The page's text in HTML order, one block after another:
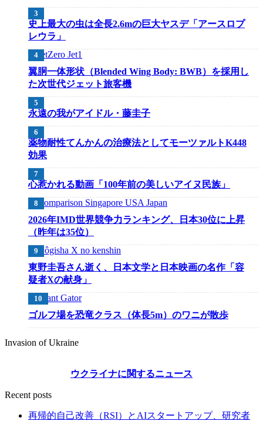
史上最大の虫は全長2.6mの巨大ヤスデ「アースロプ
レウラ」
翼胴一体形状（Blended Wing Body: BWB）を採用し
た次世代ジェット旅客機
永遠の我がアイドル・藤圭子
薬物耐性てんかんの治療法としてモーツァルトK448
効果
心惹かれる動画「100年前の美しいアイヌ民族」
2026年IMD世界競争力ランキング、日本30位に上昇
（昨年は35位）
東野圭吾さん逝く、日本文学と日本映画の名作「容
疑者Xの献身」
ゴルフ場を恐竜クラス（体長5m）のワニが散歩
Invasion of Ukraine
ウクライナに関するニュース
Recent posts
再帰的自己改善（RSI）とAIスタートアップ、研究者